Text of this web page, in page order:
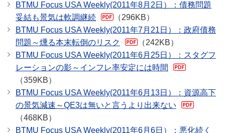
BTMU Focus USA Weekly(2011年8月2日）：債務問題
妥結も景気は軟調継続
（296KB）
BTMU Focus USA Weekly(2011年7月21日）：政府債務
問題～燻る本末転倒のリスク
（242KB）
BTMU Focus USA Weekly(2011年6月25日）：スタグフ
レーションの影～インフレ率安定には時間
（359KB）
BTMU Focus USA Weekly(2011年6月13日）：資源高下
の景気減速～QE3は無いと言うより出来ない
（468KB）
BTMU Focus USA Weekly(2011年6月6日）：悪化続く